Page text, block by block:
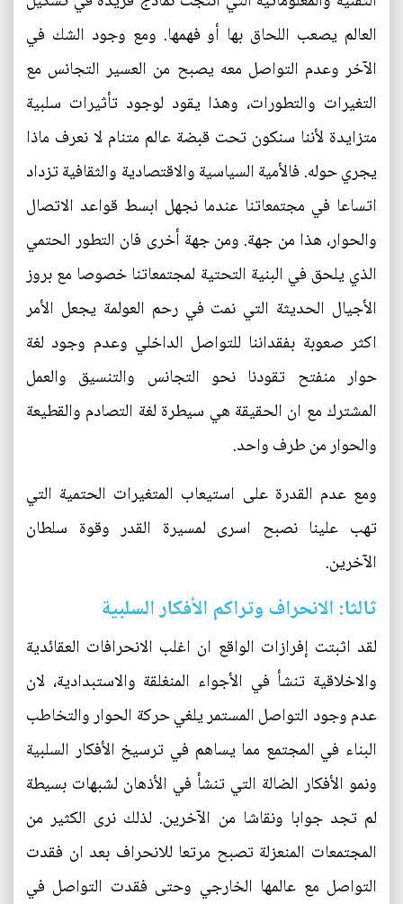
العالم يصعب اللحاق بها أو فهمها. ومع وجود الشك في
الآخر وعدم التواصل معه يصبح من العسير التجانس مع
التغيرات والتطورات، وهذا يقود لوجود تأثيرات سلبية
متزايدة لأننا سنكون تحت قبضة عالم متنام لا نعرف ماذا
يجري حوله. فالأمية السياسية والاقتصادية والثقافية تزداد
اتساعا في مجتمعاتنا عندما نجهل ابسط قواعد الاتصال
والحوار، هذا من جهة. ومن جهة أخرى فان التطور الحتمي
الذي يلحق في البنية التحتية لمجتمعاتنا خصوصا مع بروز
الأجيال الحديثة التي نمت في رحم العولمة يجعل الأمر
اكثر صعوبة بفقداننا للتواصل الداخلي وعدم وجود لغة
حوار منفتح تقودنا نحو التجانس والتنسيق والعمل
المشترك مع ان الحقيقة هي سيطرة لغة التصادم والقطيعة
والحوار من طرف واحد.
ومع عدم القدرة على استيعاب المتغيرات الحتمية التي
تهب علينا نصبح اسرى لمسيرة القدر وقوة سلطان
الآخرين.
ثالثا: الانحراف وتراكم الأفكار السلبية
لقد اثبتت إفرازات الواقع ان اغلب الانحرافات العقائدية
والاخلاقية تنشأ في الأجواء المنغلقة والاستبدادية، لان
عدم وجود التواصل المستمر يلغي حركة الحوار والتخاطب
البناء في المجتمع مما يساهم في ترسيخ الأفكار السلبية
ونمو الأفكار الضالة التي تنشأ في الأذهان لشبهات بسيطة
لم تجد جوابا ونقاشا من الآخرين. لذلك نرى الكثير من
المجتمعات المنعزلة تصبح مرتعا للانحراف بعد ان فقدت
التواصل مع عالمها الخارجي وحتى فقدت التواصل في